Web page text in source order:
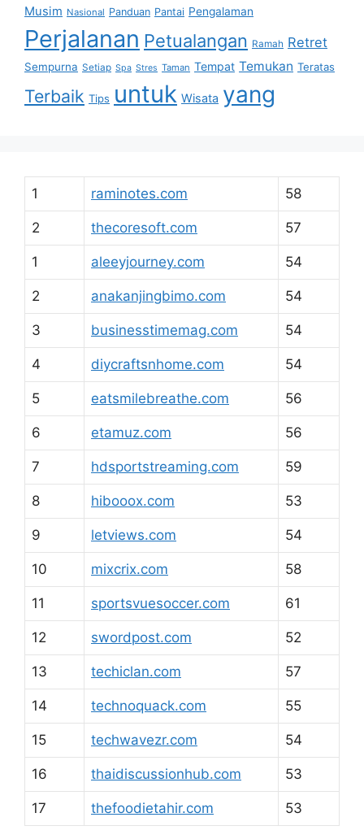
Musim Nasional Panduan Pantai Pengalaman
Perjalanan Petualangan Ramah Retret
Sempurna Setiap Spa Stres Taman Tempat Temukan Teratas
Terbaik Tips untuk Wisata yang
1 raminotes.com 58
2 thecoresoft.com 57
1 aleeyjourney.com 54
2 anakanjingbimo.com 54
3 businesstimemag.com 54
4 diycraftsnhome.com 54
5 eatsmilebreathe.com 56
6 etamuz.com 56
7 hdsportstreaming.com 59
8 hibooox.com 53
9 letviews.com 54
10 mixcrix.com 58
11 sportsvuesoccer.com 61
12 swordpost.com 52
13 techiclan.com 57
14 technoquack.com 55
15 techwavezr.com 54
16 thaidiscussionhub.com 53
17 thefoodietahir.com 53